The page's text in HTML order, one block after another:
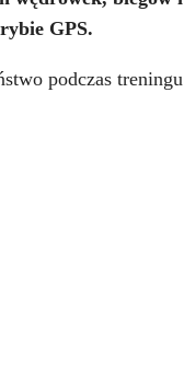
GPS.
podczas treningu